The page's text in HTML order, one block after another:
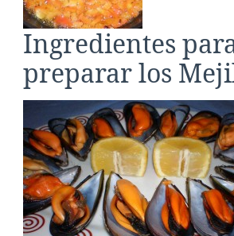
Ingredientes
preparar los